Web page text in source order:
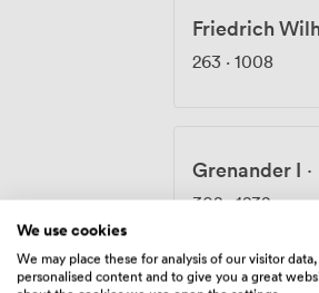
Friedrich
263 · 1008
Grenander I ·
302·1232
We use cookies
We may place these for analysis of our visitor
personalised content and to give you a great